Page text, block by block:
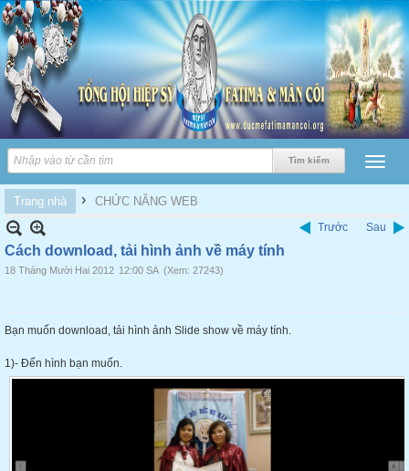
Trang nhà › CHỨC NĂNG WEB
Trước Sau
Cách download, tải hình ảnh về máy tính
18 Tháng Mười Hai 2012 12:00 SA (Xem: 27243)
Bạn muốn download, tải hình ảnh Slide show về máy tính.
1)- Đến hình bạn muốn.